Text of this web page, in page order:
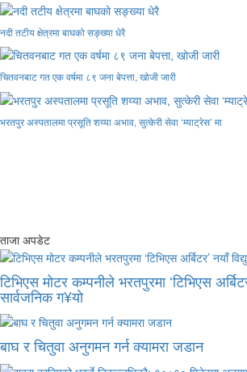
नदी तटीय क्षेत्रमा बाघको सङ्ख्या धेरै
चितवनबाट गत एक वर्षमा ८९ जना बेपत्ता, खोजी जारी
भरतपुर अस्पतालमा प्रसूति शय्या अभाव, सुत्केरी सेवा ‘म्याट्रेस’ मा
ताजा अपडेट
टिभिएस मोटर कम्पनीले भरतपुरमा ‘टिभिएस
सार्वजनिक ग¥यो
बाघ र चितुवा अनुगमन गर्न क्यामरा जडान